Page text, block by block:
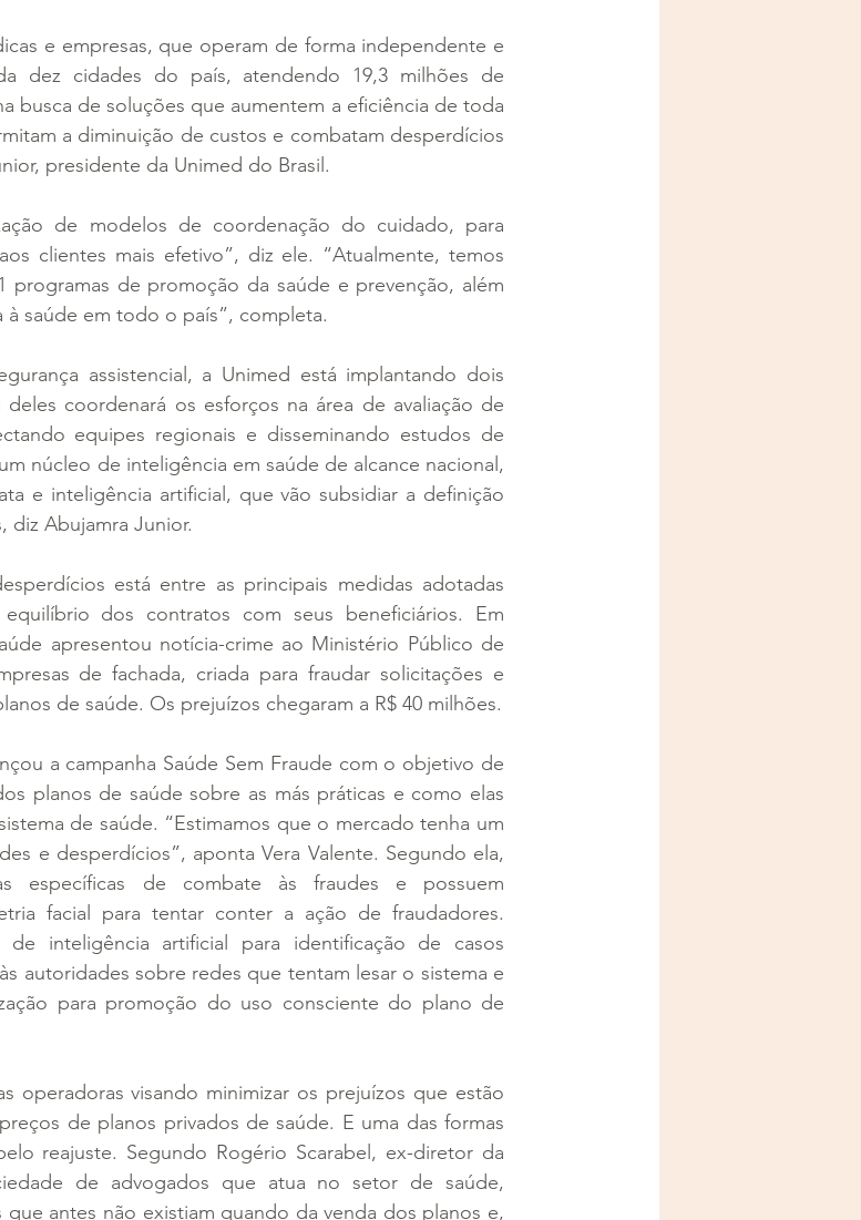
e empresas, que operam de forma independente e
dez cidades do país, atendendo 19,3 milhões de
busca de soluções que aumentem a eficiência de toda
a diminuição de custos e combatam desperdícios
presidente da Unimed do Brasil.
de modelos de coordenação do cuidado, para
clientes mais efetivo”, diz ele. “Atualmente, temos
programas de promoção da saúde e prevenção, além
à saúde em todo o país”, completa.
assistencial, a Unimed está implantando dois
coordenará os esforços na área de avaliação de
equipes regionais e disseminando estudos de
núcleo de inteligência em saúde de alcance nacional,
e inteligência artificial, que vão subsidiar a definição
diz Abujamra Junior.
está entre as principais medidas adotadas
dos contratos com seus beneficiários. Em
apresentou notícia-crime ao Ministério Público de
de fachada, criada para fraudar solicitações e
de saúde. Os prejuízos chegaram a R$ 40 milhões.
a campanha Saúde Sem Fraude com o objetivo de
planos de saúde sobre as más práticas e como elas
de saúde. “Estimamos que o mercado tenha um
e desperdícios”, aponta Vera Valente. Segundo ela,
específicas de combate às fraudes e possuem
facial para tentar conter a ação de fraudadores.
de inteligência artificial para identificação de casos
autoridades sobre redes que tentam lesar o sistema e
para promoção do uso consciente do plano de
operadoras visando minimizar os prejuízos que estão
de planos privados de saúde. E uma das formas
reajuste. Segundo Rogério Scarabel, ex-diretor da
de advogados que atua no setor de saúde,
antes não existiam quando da venda dos planos e,